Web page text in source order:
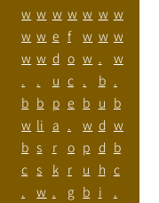
w
w
w
.
b
w
b
c
.
w
w
w
.
b
li
s
s
w
w
e
d
u
p
a
r
k
.
w
f
o
c
e
.
o
r
g
w
w
w
.
b
w
p
u
b
w
w
.
b
u
d
d
h
i
w
w
w
.
b
w
b
c
.